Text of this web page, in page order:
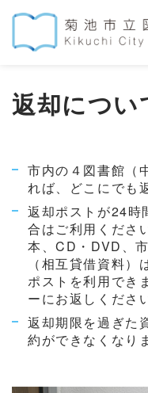
返却につい
市内の４図書館（
れば、どこにでも
返却ポストが24時
合はご利用くださ
本、CD・DVD、
（相互貸借資料
ポストを利用でき
ーにお返しくださ
返却期限を過ぎた
約ができなくなり